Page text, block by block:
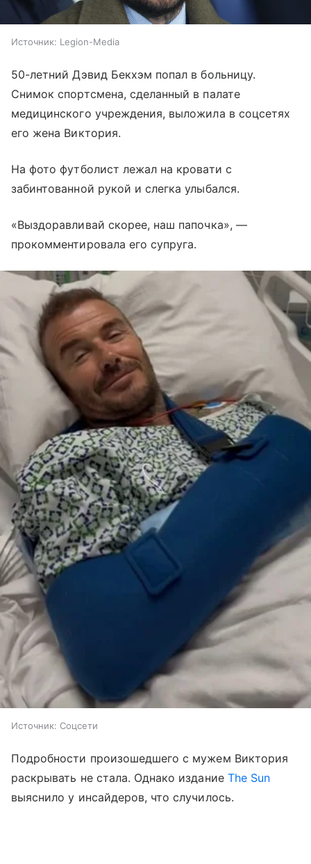
Источник: Legion-Media
50-летний Дэвид Бекхэм попал в больницу.
Снимок спортсмена, сделанный в палате
медицинского учреждения, выложила в соцсетях
его жена Виктория.
На фото футболист лежал на кровати с
забинтованной рукой и слегка улыбался.
«Выздоравливай скорее, наш папочка», —
прокомментировала его супруга.
Источник: Соцсети
Подробности произошедшего с мужем Виктория
раскрывать не стала. Однако издание The Sun
выяснило у инсайдеров, что случилось.